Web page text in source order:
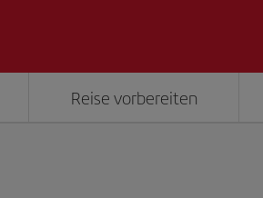
Reise vorbereiten